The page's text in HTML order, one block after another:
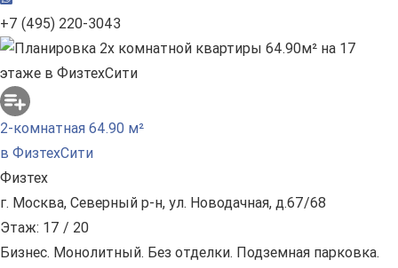
+7 (495) 220-3043
2-комнатная 64.90 м²
в ФизтехСити
Физтех
г. Москва, Северный р-н, ул. Новодачная, д.67/68
Этаж: 17 / 20
Бизнес. Монолитный. Без отделки. Подземная парковка.